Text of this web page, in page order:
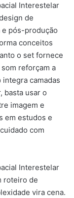
Interestelar
de
pós-produção
conceitos
o set fornece
reforçam a
camadas
basta usar o
imagem e
em estudos e
com
Interestelar
roteiro de
vira cena.